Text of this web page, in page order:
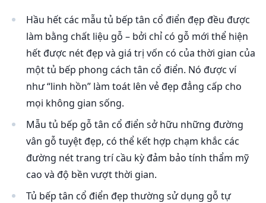
Hầu hết các mẫu tủ bếp tân cổ điển đẹp đều được
làm bằng chất liệu gỗ – bởi chỉ có gỗ mới thể hiện
hết được nét đẹp và giá trị vốn có của thời gian của
một tủ bếp phong cách tân cổ điển. Nó được ví
như “linh hồn” làm toát lên vẻ đẹp đẳng cấp cho
mọi không gian sống.
Mẫu tủ bếp gỗ tân cổ điển sở hữu những đường
vân gỗ tuyệt đẹp, có thể kết hợp chạm khắc các
đường nét trang trí cầu kỳ đảm bảo tính thẩm mỹ
cao và độ bền vượt thời gian.
Tủ bếp tân cổ điển đẹp thường sử dụng gỗ tự